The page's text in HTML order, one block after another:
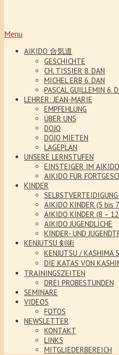
Menu
AIKIDO 合気道
GESCHICHTE
CH. TISSIER 8. DAN
MICHEL ERB 6. DAN
PASCAL GUILLEMIN 6.
LEHRER: JEAN-MARIE
EMPFEHLUNG
ÜBER UNS
DOJO
DOJO MIETEN
LAGEPLAN
UNSERE LERNSTUFEN
EINSTEIGER IM AIKIDO
AIKIDO FÜR
KINDER
AIKIDO KINDER (5 bis
AIKIDO KINDER (8 –
AIKIDO JUGENDLICHE
KINDER- UND
KENJUTSU 剣術
KENJUTSU / KASHIMA
DIE KATAS VON
TRAININGSZEITEN
DREI PROBESTUNDEN
SEMINARE
VIDEOS
FOTOS
NEWSLETTER
KONTAKT
LINKS
MITGLIEDERBEREICH